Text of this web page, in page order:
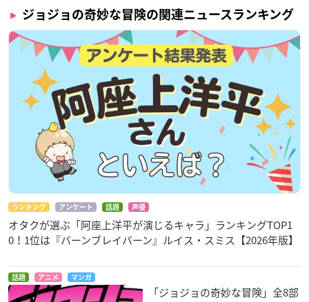
ジョジョの奇妙な冒険の関連ニュースランキング
ランキング アンケート 話題 声優
オタクが選ぶ「阿座上洋平が演じるキャラ」ランキングTOP1
0！1位は『バーンブレイバーン』ルイス・スミス【2026年版】
話題 アニメ マンガ
「ジョジョの奇妙な冒険」全8部